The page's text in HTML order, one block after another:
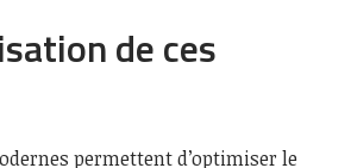
de ces
permettent d’optimiser le